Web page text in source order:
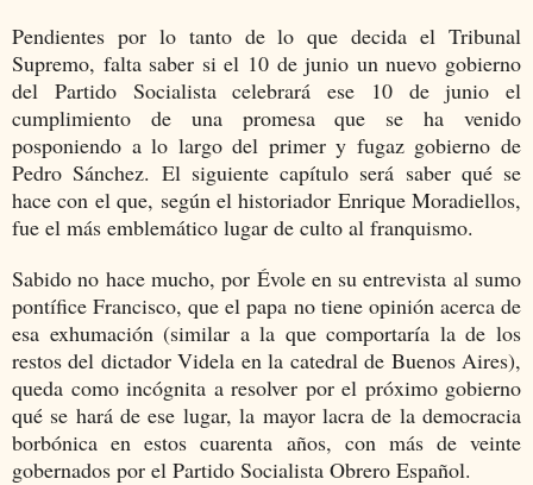
Pendientes por lo tanto de lo que decida el Tribunal
Supremo, falta saber si el 10 de junio un nuevo gobierno
del Partido Socialista celebrará ese 10 de junio el
cumplimiento de una promesa que se ha venido
posponiendo a lo largo del primer y fugaz gobierno de
Pedro Sánchez. El siguiente capítulo será saber qué se
hace con el que, según el historiador Enrique Moradiellos,
fue el más emblemático lugar de culto al franquismo.
Sabido no hace mucho, por Évole en su entrevista al sumo
pontífice Francisco, que el papa no tiene opinión acerca de
esa exhumación (similar a la que comportaría la de los
restos del dictador Videla en la catedral de Buenos Aires),
queda como incógnita a resolver por el próximo gobierno
qué se hará de ese lugar, la mayor lacra de la democracia
borbónica en estos cuarenta años, con más de veinte
gobernados por el Partido Socialista Obrero Español.